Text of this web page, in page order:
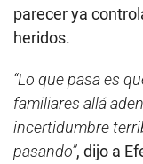
parecer ya
heridos.
“Lo que pasa es
familiares allá
incertidumbre
pasando”, dijo a